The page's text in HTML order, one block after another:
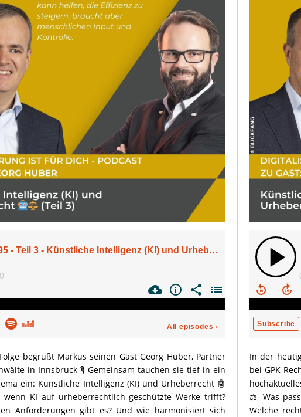
begrüßt Markus seinen Gast Georg Huber, Partner
in Innsbruck 🎙️ Gemeinsam tauchen sie tief in ein
ein: Künstliche Intelligenz (KI) und Urheberrecht 🤖
KI auf urheberrechtlich geschützte Werke trifft?
Anforderungen gibt es? Und wie harmonisiert sich
In der
bei GPK
⚖️ Was
Welche